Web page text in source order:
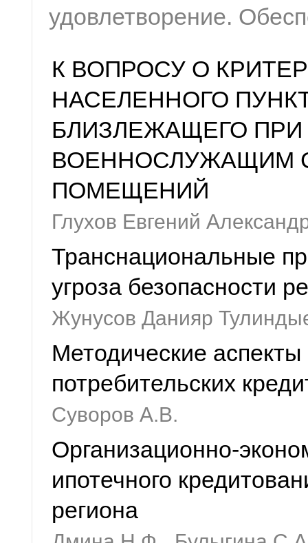
удовлетворение.
К ВОПРОСУ О
НАСЕЛЕННОГО
БЛИЗЛЕЖАЩЕГО
ВОЕННОСЛУЖАЩИМ
ПОМЕЩЕНИЙ
Глухов Евгений
Транснациональные
угроза безопасности
Жунусов Данияр
Методические
потребительских
Суворов А.В.
Организационно-
ипотечного
региона